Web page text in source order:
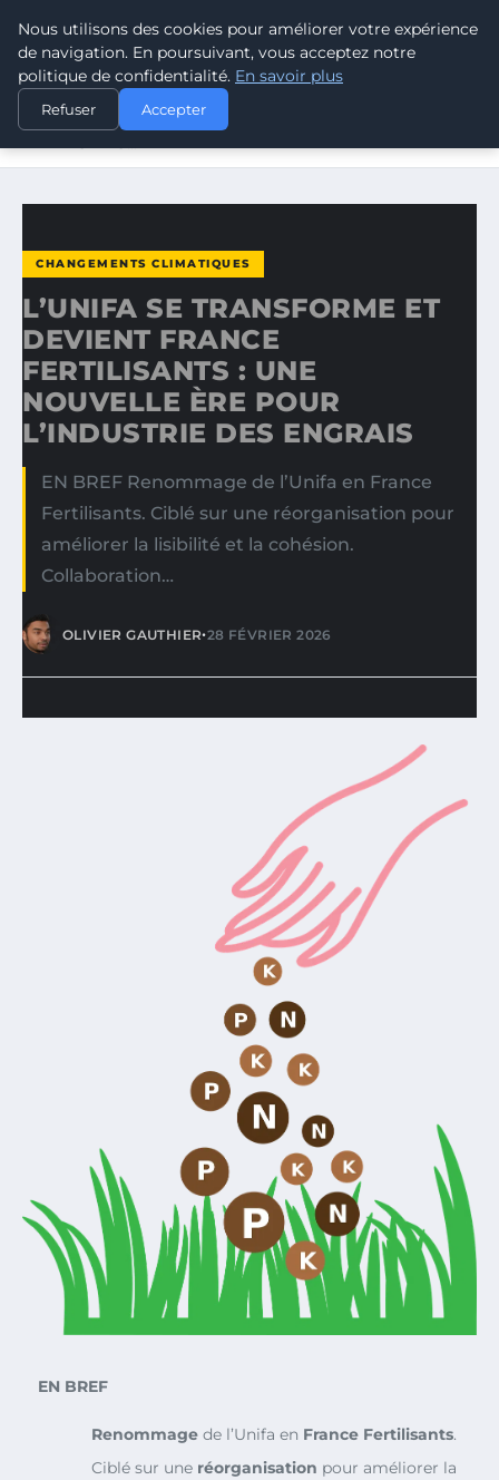
CLIMATE GUARDIAN
ACCUEIL
CHANGEMENTS CLIMATIQUES
L’UNIFA SE TRANSFORME ET DEVIENT FRANCE
CHANGEMENTS CLIMATIQUES
L’UNIFA SE TRANSFORME ET
DEVIENT FRANCE
FERTILISANTS : UNE
NOUVELLE ÈRE POUR
L’INDUSTRIE DES ENGRAIS
EN BREF Renommage de l’Unifa en France
Fertilisants. Ciblé sur une réorganisation pour
améliorer la lisibilité et la cohésion.
Collaboration…
OLIVIER GAUTHIER•28 FÉVRIER 2026
EN BREF
Renommage de l’Unifa en France Fertilisants.
Ciblé sur une réorganisation pour améliorer la
Nous utilisons des cookies pour améliorer votre expérience
de navigation. En poursuivant, vous acceptez notre
politique de confidentialité. En savoir plus
Refuser Accepter